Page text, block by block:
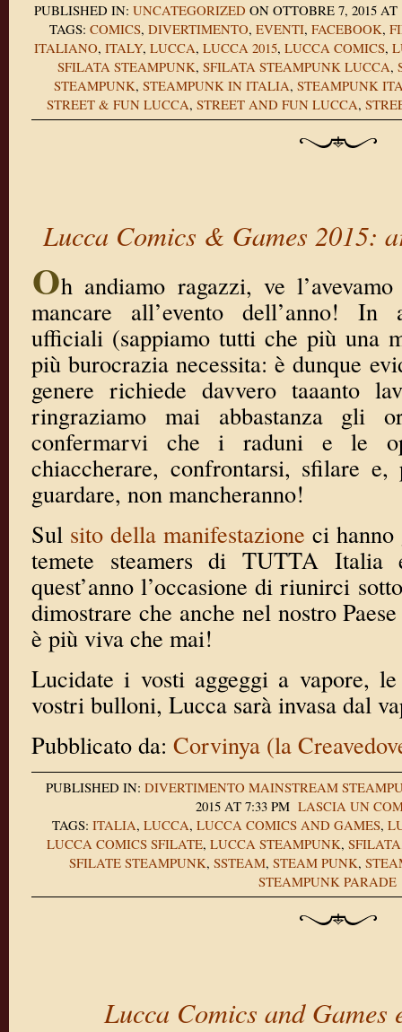
PUBLISHED IN: UNCATEGORIZED ON OTTOBRE 7, 2015
TAGS: COMICS, DIVERTIMENTO, EVENTI, FACEBOOK,
ITALIANO, ITALY, LUCCA, LUCCA 2015, LUCCA COMICS,
SFILATA STEAMPUNK, SFILATA STEAMPUNK LUCCA,
STEAMPUNK, STEAMPUNK IN ITALIA, STEAMPUNK
STREET & FUN LUCCA, STREET AND FUN LUCCA,
Lucca Comics & Games 2015:
Oh andiamo ragazzi, ve
mancare all’evento dell’anno! In
ufficiali (sappiamo tutti che più una
più burocrazia necessita: è dunque
genere richiede davvero taaanto
ringraziamo mai abbastanza gli
confermarvi che i raduni e le
chiaccherare, confrontarsi, sfilare
guardare, non mancheranno!
Sul sito della manifestazione ci
temete steamers di TUTTA Italia
quest’anno l’occasione di riunirci
dimostrare che anche nel nostro
è più viva che mai!
Lucidate i vosti aggeggi a vapore,
vostri bulloni, Lucca sarà invasa dal
Pubblicato da: Corvinya (la
PUBLISHED IN: DIVERTIMENTO MAINSTREAM
2015 AT 7:33 PM LASCIA UN
TAGS: ITALIA, LUCCA, LUCCA COMICS AND GAMES,
LUCCA COMICS SFILATE, LUCCA STEAMPUNK, SFILATA
SFILATE STEAMPUNK, SSTEAM, STEAM PUNK,
STEAMPUNK PARADE
Lucca Comics and Games